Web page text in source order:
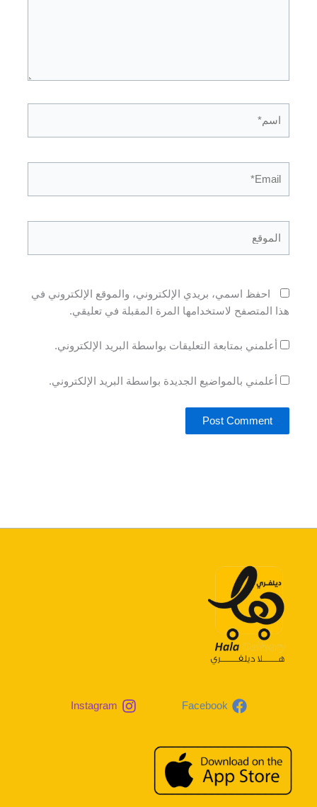
احفظ اسمي، بريدي الإلكتروني، والموقع الإلكتروني في
هذا المتصفح لاستخدامها المرة المقبلة في تعليقي.
أعلمني بمتابعة التعليقات بواسطة البريد الإلكتروني.
أعلمني بالمواضيع الجديدة بواسطة البريد الإلكتروني.
Facebook
Instagram